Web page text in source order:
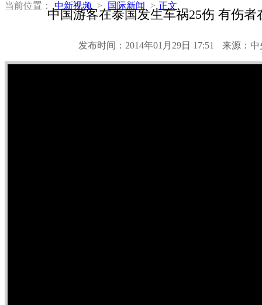
当前位置： 中新视频 > 国际新闻 > 正文
中国游客在泰国发生车祸25伤 有伤者
发布时间：2014年01月29日 17:51 来源：中